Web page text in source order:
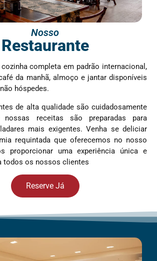
Nosso
Restaurante
completa em padrão internacional,
da manhã, almoço e jantar disponíveis
hóspedes.
de alta qualidade são cuidadosamente
nossas receitas são preparadas para
mais exigentes. Venha se deliciar
requintada que oferecemos no nosso
proporcionar uma experiência única e
todos os nossos clientes
Reserve Já